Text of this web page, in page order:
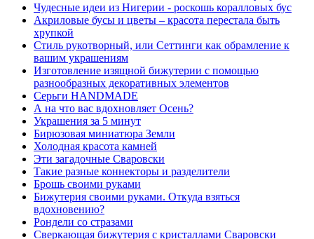
Чудесные идеи из Нигерии - роскошь коралловых бус
Акриловые бусы и цветы – красота перестала быть
хрупкой
Стиль рукотворный, или Сеттинги как обрамление к
вашим украшениям
Изготовление изящной бижутерии с помощью
разнообразных декоративных элементов
Серьги HANDMADE
А на что вас вдохновляет Осень?
Украшения за 5 минут
Бирюзовая миниатюра Земли
Холодная красота камней
Эти загадочные Сваровски
Такие разные коннекторы и разделители
Брошь своими руками
Бижутерия своими руками. Откуда взяться
вдохновению?
Рондели со стразами
Сверкающая бижутерия с кристаллами Сваровски